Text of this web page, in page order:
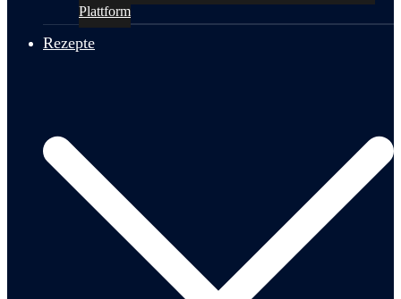
Plattform
Rezepte